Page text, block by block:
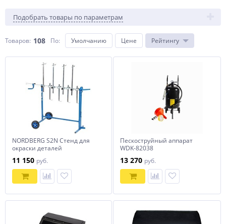
Подобрать товары по параметрам
Товаров: 108 По: Умолчанию Цене Рейтингу
NORDBERG S2N Стенд для
окраски деталей
11 150 руб.
Пескоструйный аппарат
WDK-82038
13 270 руб.